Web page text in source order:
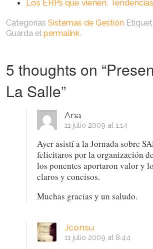
Los ERPs que vienen.
Categorías Sistemas de Gestión
Guarda el permalink.
5 thoughts on “
La Salle”
Ana
11 julio 2009 at 1:14
Ayer asistí a la Jornada sobre
felicitaros por la organización
los ponentes aportaron valor y
claros y concisos.
Muchas gracias y un saludo.
Jconsu
11 julio 2009 at 8:44